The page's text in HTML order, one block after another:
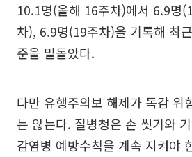
10.1명(올해 16주차)에서 6.9명
차), 6.9명(19주차)을 기록해 최
준을 밑돌았다.
다만 유행주의보 해제가 독감 위
는 않는다. 질병청은 손 씻기와
감염병 예방수칙을 계속 지켜야